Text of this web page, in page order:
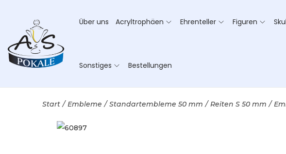
Über uns Acryltrophäen Ehrenteller Figuren
Sonstiges Bestellungen
Start / Embleme / Standartembleme 50 mm / Reiten S 50 mm /